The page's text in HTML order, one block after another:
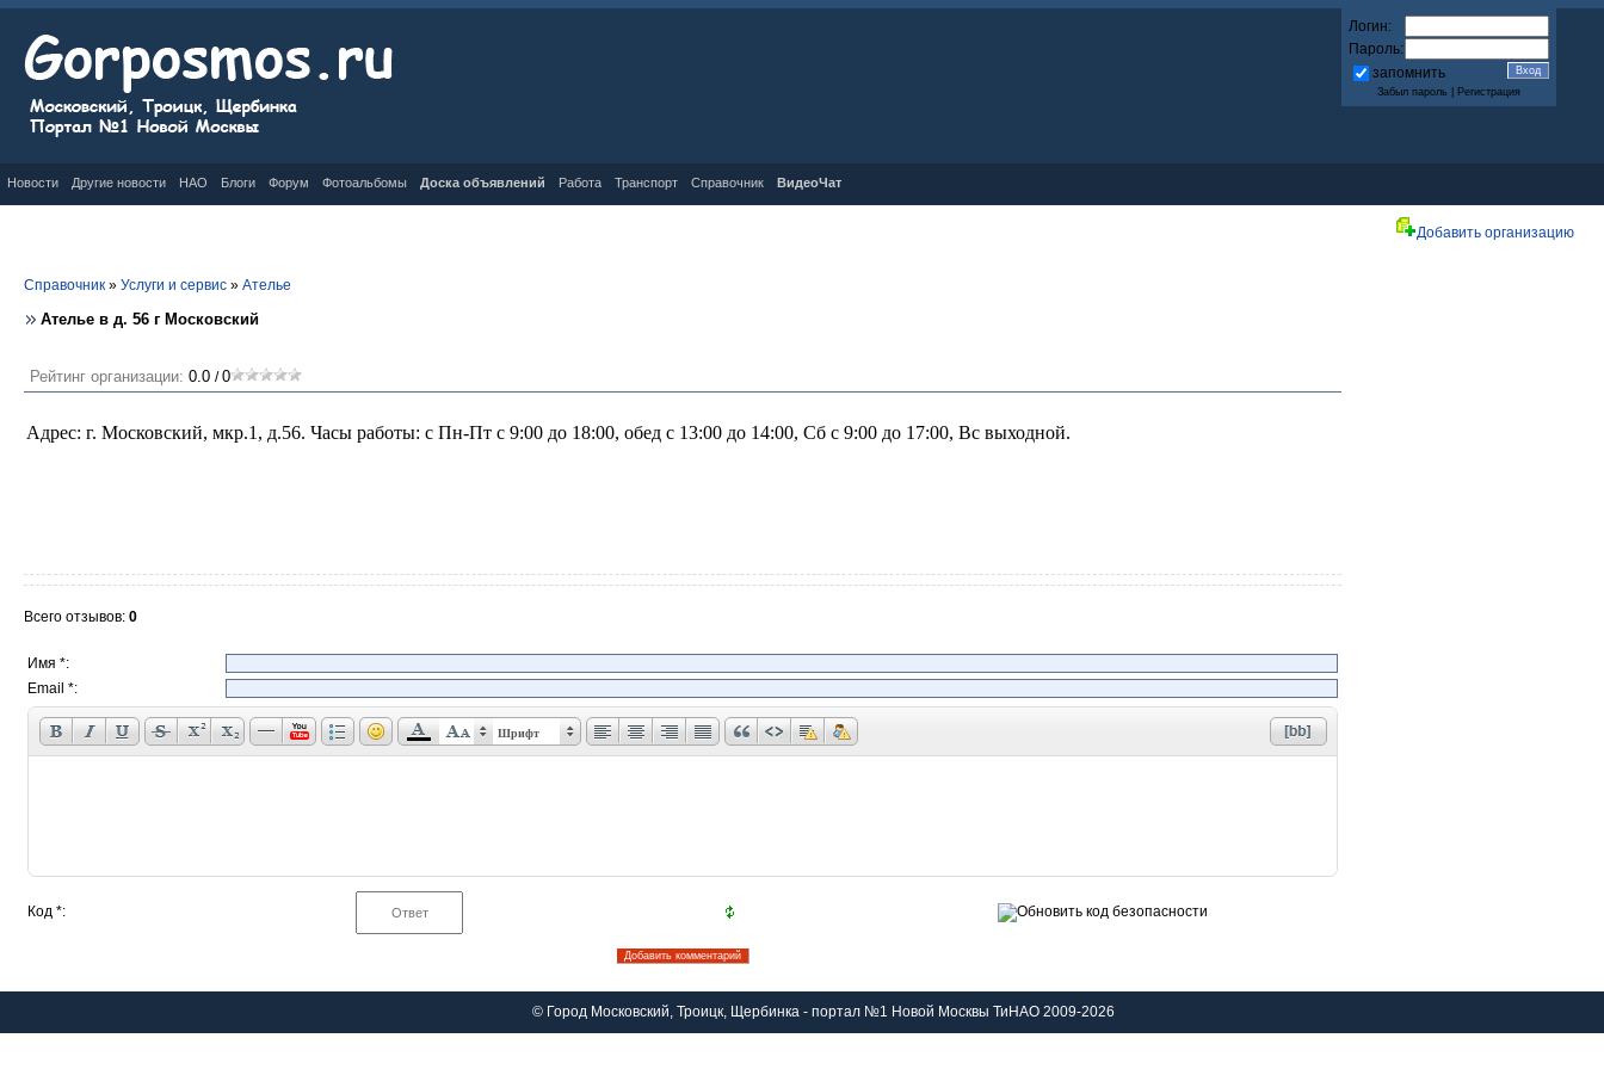
Логин:
Пароль:
запомнить
Забыл пароль Регистрация
Новости Другие новости НАО Блоги Форум Фотоальбомы Доска объявлений Работа Транспорт Справочник ВидеоЧат
Справочник » Услуги и сервис » Ателье
Ателье в д. 56 г Московский
Рейтинг организации: 0.0 /0
Адрес: г. Московский, мкр.1, д.56. Часы работы: с Пн-Пт с 9:00 до 18:00, обед с 13:00 до 14:00, Сб с 9:00 до 17:00, Вс выходной.
Всего отзывов: 0
Имя *:
Email *:
Шрифт
Код *:
Добавить организацию
© Город Московский, Троицк, Щербинка - портал №1 Новой Москвы ТиНАО 2009-2026